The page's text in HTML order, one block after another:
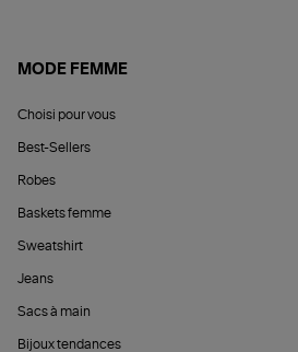
MODE FEMME
Choisi pour vous
Best-Sellers
Robes
Baskets femme
Sweatshirt
Jeans
Sacs à main
Bijoux tendances